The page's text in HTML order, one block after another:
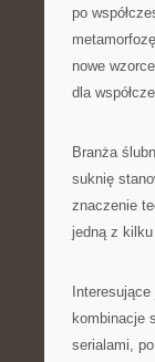
po
nowe
dla
Branża
suknię
znaczenie
jedną z
kombinacje
serialami,